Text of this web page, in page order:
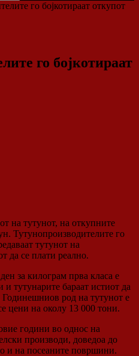
го бојкотираат откупот
го бојкотираат
на тутунот, на откупните
Тутунопроизводителите го
тутунот на
да се плати реално.
за килограм прва класа е
тутунарите бараат истиот да
род на тутунот е
цени на околу 13 000 тони.
години во однос на
производи, доведоа до
и на посеаните површини.